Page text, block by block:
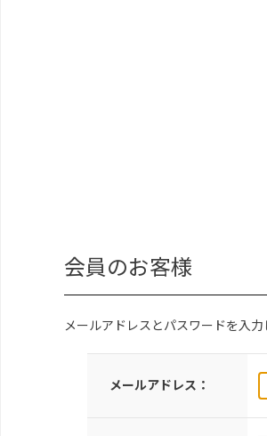
会員のお客様
メールアドレスとパスワードを入力
メールアドレス：